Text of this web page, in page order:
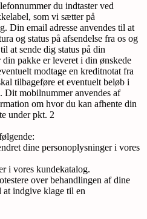
du indtaster ved
som vi sætter på
Din email adresse anvendes til at
og status på afsendelse fra os og
at sende dig status på din
pakke er leveret i din ønskede
modtage en kreditnotat fra
tilbageføre et eventuelt beløb i
Dit mobilnummer anvendes af
om hvor du kan afhente din
under pkt. 2
dine personoplysninger i vores
i vores kundekatalog.
over behandlingen af dine
at indgive klage til en